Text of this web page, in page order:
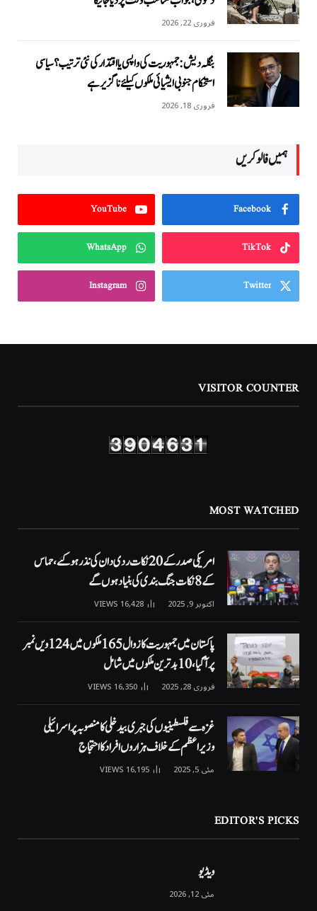
فروری 22, 2026
بنگلہ دیش: جمہوریت کی واپسی یا اقتدار کی نئی ترتیب؟ سیاسی
استحکام جنوبی ایشیائی ملکوں کیلئے ناگزیر ہے
فروری 18, 2026
ہمیں فالو کریں
Facebook
YouTube
TikTok
WhatsApp
Twitter
Instagram
VISITOR COUNTER
MOST WATCHED
امریکی صدر کے 20 نکات ردی دان کی نذر ہوگئے، حماس
کے 8 نکات جنگ بندی کی بنیاد ہوں گے
اکتوبر 9, 2025 16,428
VIEWS
پاکستان میں جمہوریت کا زوال 165 ملکوں میں 124ویں نمبر
پر آگیا، 10 بدترین ملکوں میں شامل
فروری 28, 2025 16,350
VIEWS
غزہ سے فلسطینیوں کی جبری بیدخلی کا منصوبہ پر اسرائیلی
وزیراعظم کے خلاف ہزاروں افراد کا احتجاج
مئی 5, 2025 16,195
VIEWS
EDITOR'S PICKS
ویڈیو
مئی 12, 2026